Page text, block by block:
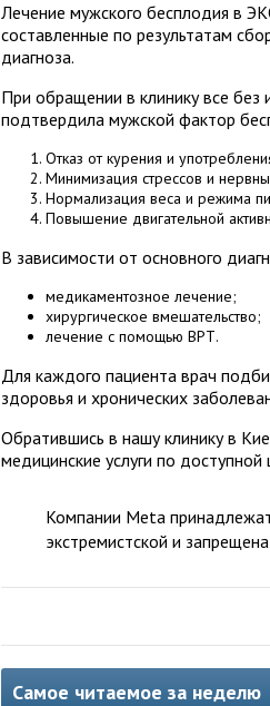
Лечение мужского бесплодия в
составленные по результатам
диагноза.
При обращении в клинику все
подтвердила мужской фактор
Отказ от курения и
Минимизация стрессов и
Нормализация веса и режима
Повышение двигательной
В зависимости от основного
медикаментозное лечение;
хирургическое вмешательство;
лечение с помощью ВРТ.
Для каждого пациента врач
здоровья и хронических
Обратившись в нашу клинику в
медицинские услуги по доступной
Компании Meta
экстремистской и
Самое читаемое за неделю